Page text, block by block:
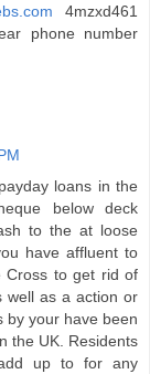
4mzxd461
phone number
loans in the
below deck
to the at loose
have affluent to
Cross to get rid of
well as a action or
by your have been
the UK. Residents
up to for any